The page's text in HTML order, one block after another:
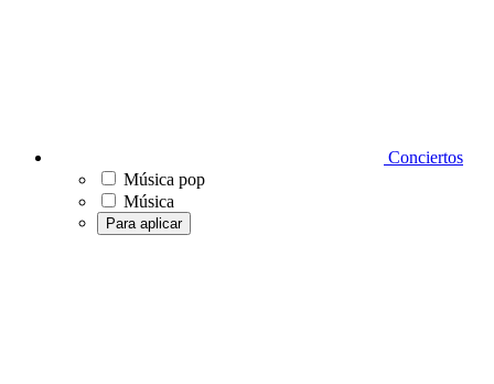
Conciertos
Música pop
Música
Para aplicar